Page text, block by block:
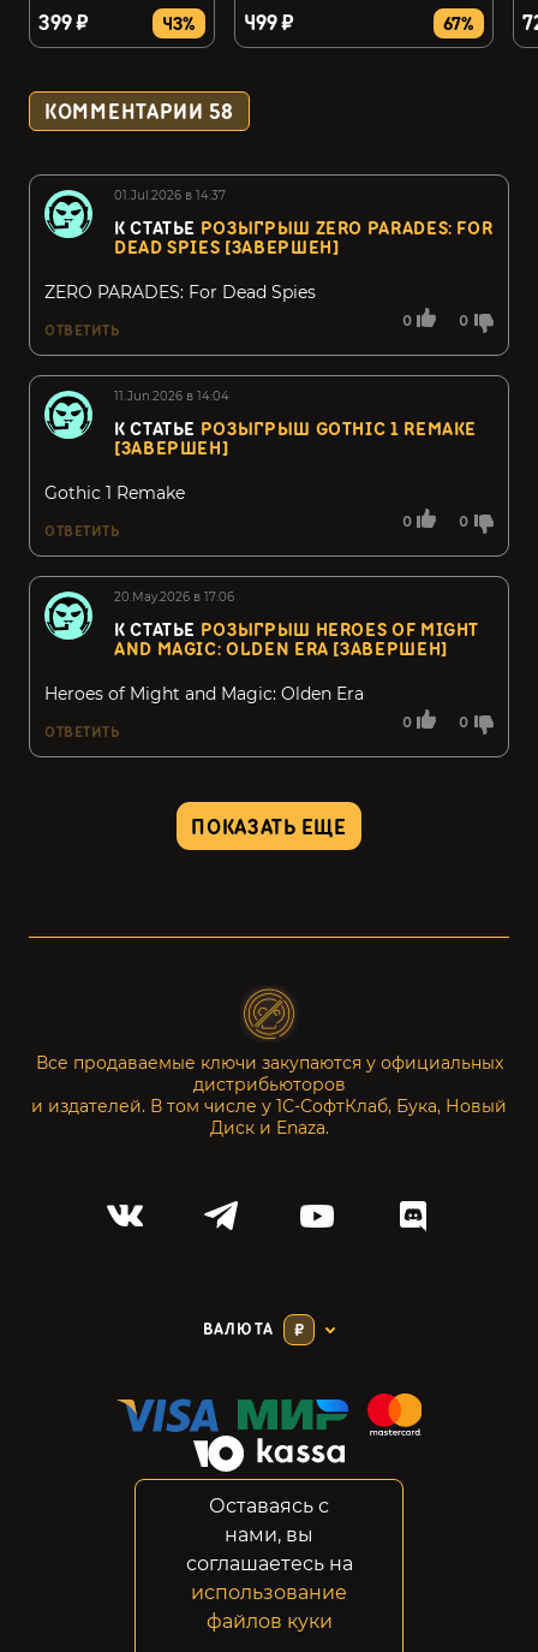
399 ₽ 43% 499 ₽ 67%
КОММЕНТАРИИ 58
01.Jul.2026 в 14:37
К СТАТЬЕ РОЗЫГРЫШ ZERO PARADES: FOR
DEAD SPIES [ЗАВЕРШЕН]
0 0
ZERO PARADES: For Dead Spies
ОТВЕТИТЬ
11.Jun.2026 в 14:04
К СТАТЬЕ РОЗЫГРЫШ GOTHIC 1 REMAKE
[ЗАВЕРШЕН]
0 0
Gothic 1 Remake
ОТВЕТИТЬ
20.May.2026 в 17:06
К СТАТЬЕ РОЗЫГРЫШ HEROES OF MIGHT
AND MAGIC: OLDEN ERA [ЗАВЕРШЕН]
0 0
Heroes of Might and Magic: Olden Era
ОТВЕТИТЬ
ПОКАЗАТЬ ЕЩЕ
Все продаваемые ключи закупаются у официальных
дистрибьюторов
и издателей. В том числе у 1С-СофтКлаб, Бука, Новый
Диск и Enaza.
ВАЛЮТА ₽
Конфиденциальность
Возвраты
Правовая информация
Оставаясь с
нами, вы
соглашаетесь на
использование
файлов куки